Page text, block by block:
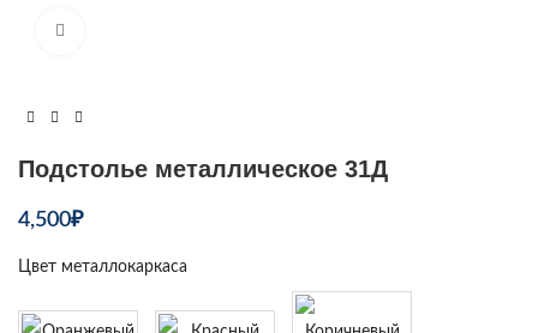
Подстолье металлическое 31Д
4,500₽
Цвет металлокаркаса